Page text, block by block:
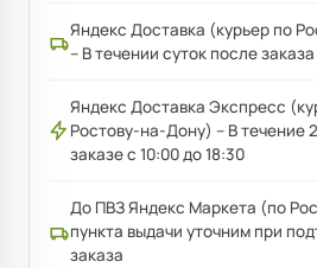
Яндекс Доставка (курьер по
– В течении суток после заказа
Яндекс Доставка Экспресс
Ростову-на-Дону) – В течение
заказе с 10:00 до 18:30
До ПВЗ Яндекс Маркета (по
пункта выдачи уточним при
заказа